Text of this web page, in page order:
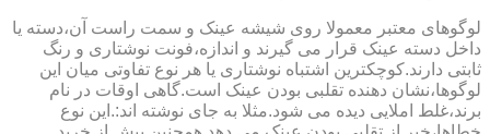
لوگوهای معتبر معمولا روی شیشه عینک و سمت راست آن،دسته یا
داخل دسته عینک قرار می گیرند و اندازه،فونت نوشتاری و رنگ
ثابتی دارند.کوچکترین اشتباه نوشتاری یا هر نوع تفاوتی میان این
لوگوها،نشان دهنده تقلبی بودن عینک است.گاهی اوقات در نام
برند،غلط املایی دیده می شود.مثلا به جای نوشته اند:.این نوع